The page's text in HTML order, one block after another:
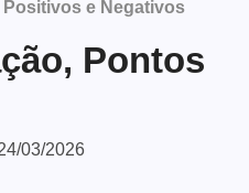
Positivos e Negativos
Pontos
03/2026